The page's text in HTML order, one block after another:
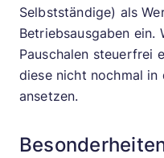
Selbstständige) als
Betriebsausgaben ein.
Pauschalen steuerfrei
diese nicht nochmal in
ansetzen.